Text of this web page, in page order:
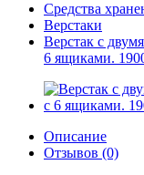
Средства
Верстаки
Верстак с
6 ящиками.
Описание
Отзывов (0)